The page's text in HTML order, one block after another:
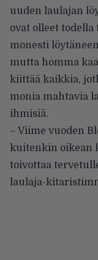
uuden laulajan
ovat olleet
monesti
mutta homma
kiittää kaikkia,
monia mahtavia
ihmisiä.
– Viime vuoden
kuitenkin oikean
toivottaa
laulaja-